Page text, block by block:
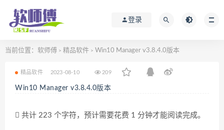
登录
当前位置： 软师傅 > 精品软件 > Win10 Manager v3.8.4.0版本
精品软件 2023-08-10 209
Win10 Manager v3.8.4.0版本
共计 223 个字符，预计需要花费 1 分钟才能阅读完成。